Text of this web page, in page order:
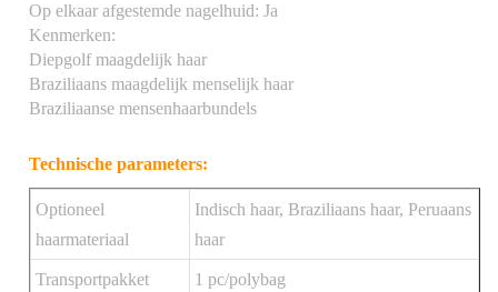
Op elkaar afgestemde nagelhuid: Ja
Kenmerken:
Diepgolf maagdelijk haar
Braziliaans maagdelijk menselijk haar
Braziliaanse mensenhaarbundels
Technische parameters:
Optioneel
haarmateriaal
Indisch haar, Braziliaans haar, Peruaans
haar
Transportpakket 1 pc/polybag